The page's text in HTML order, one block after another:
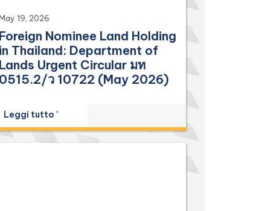
19, 2026
Foreign Nominee Land Holding
in Thailand: Department of
Lands Urgent Circular มท
0515.2/ว 10722 (May 2026)
Leggi tutto '